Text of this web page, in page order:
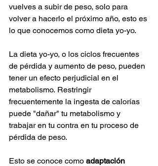
vuelves a subir de peso, solo para
volver a hacerlo el próximo año, esto es
lo que conocemos como dieta yo-yo.
La dieta yo-yo, o los ciclos frecuentes
de pérdida y aumento de peso, pueden
tener un efecto perjudicial en el
metabolismo. Restringir
frecuentemente la ingesta de calorías
puede "dañar" tu metabolismo y
trabajar en tu contra en tu proceso de
pérdida de peso.
Esto se conoce como adaptación